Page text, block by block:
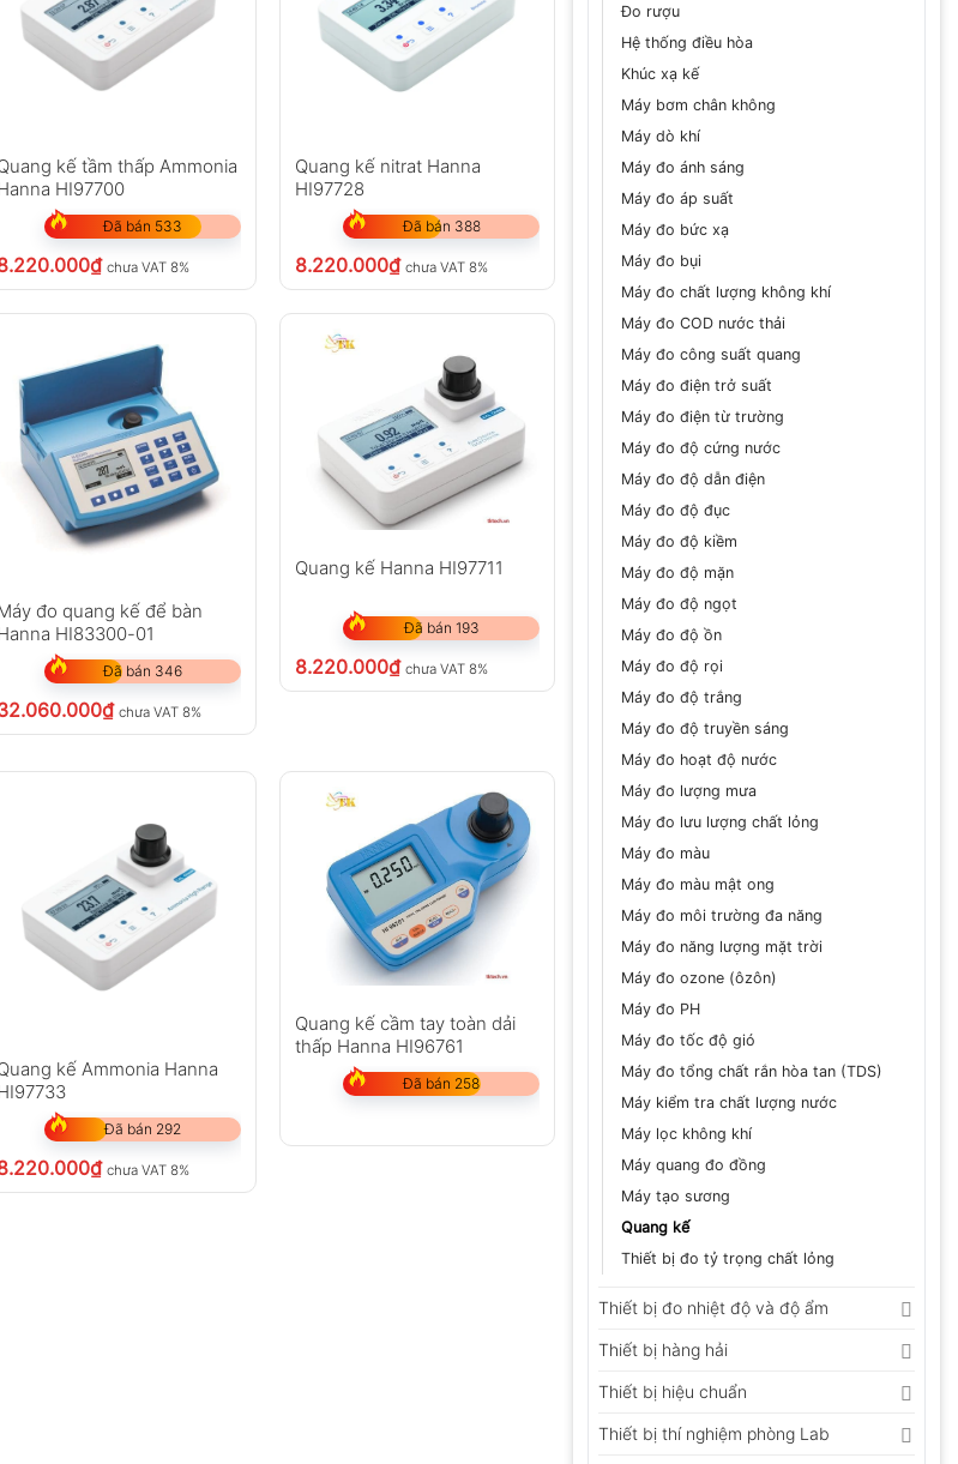
Đo rượu
Hệ thống điều hòa
Khúc xạ kế
Máy bơm chân không
Máy dò khí
Máy đo ánh sáng
Máy đo áp suất
Máy đo bức xạ
Máy đo bụi
Máy đo chất lượng không khí
Máy đo COD nước thải
Máy đo công suất quang
Máy đo điện trở suất
Máy đo điện từ trường
Máy đo độ cứng nước
Máy đo độ dẫn điện
Máy đo độ đục
Máy đo độ kiềm
Máy đo độ mặn
Máy đo độ ngọt
Máy đo độ ồn
Máy đo độ rọi
Máy đo độ trắng
Máy đo độ truyền sáng
Máy đo hoạt độ nước
Máy đo lượng mưa
Máy đo lưu lượng chất lỏng
Máy đo màu
Máy đo màu mật ong
Máy đo môi trường đa năng
Máy đo năng lượng mặt trời
Máy đo ozone (ôzôn)
Máy đo PH
Máy đo tốc độ gió
Máy đo tổng chất rắn hòa tan (TDS)
Máy kiểm tra chất lượng nước
Máy lọc không khí
Máy quang đo đồng
Máy tạo sương
Quang kế
Thiết bị đo tỷ trọng chất lỏng
Thiết bị đo nhiệt độ và độ ẩm
Thiết bị hàng hải
Thiết bị hiệu chuẩn
Thiết bị thí nghiệm phòng Lab
kế tầm thấp Ammonia
HI97700
Đã bán 533
₫ chưa VAT 8%
Quang kế nitrat Hanna
HI97728
Đã bán 388
8.220.000₫ chưa VAT 8%
đo quang kế để bàn
HI83300-01
Đã bán 346
₫ chưa VAT 8%
Quang kế Hanna HI97711
Đã bán 193
8.220.000₫ chưa VAT 8%
kế Ammonia Hanna
Đã bán 292
₫ chưa VAT 8%
Quang kế cầm tay toàn dải
thấp Hanna HI96761
Đã bán 258